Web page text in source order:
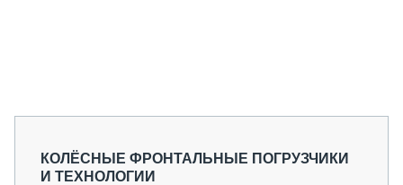
КОЛЁСНЫЕ ФРОНТАЛЬНЫЕ ПОГРУЗЧИКИ
И ТЕХНОЛОГИИ